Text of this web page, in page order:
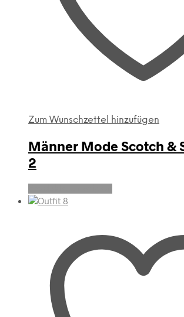
Zum Wunschzettel hinzufügen
Männer Mode Scotch &
2